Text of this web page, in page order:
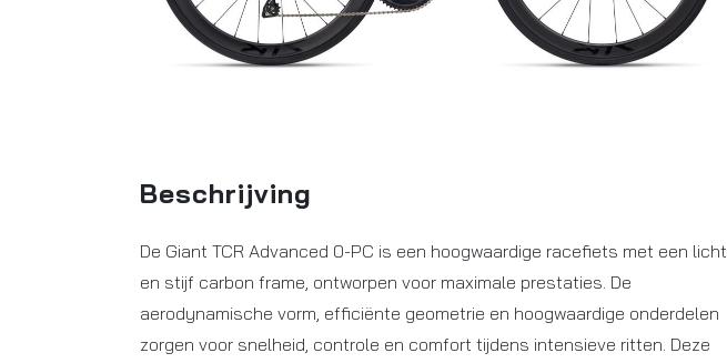
Beschrijving
De Giant TCR Advanced 0-PC is een hoogwaardige racefiets met een licht
en stijf carbon frame, ontworpen voor maximale prestaties. De
aerodynamische vorm, efficiënte geometrie en hoogwaardige onderdelen
zorgen voor snelheid, controle en comfort tijdens intensieve ritten. Deze